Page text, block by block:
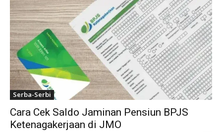
Serba-Serbi
Cara Cek Saldo Jaminan Pensiun BPJS
Ketenagakerjaan di JMO